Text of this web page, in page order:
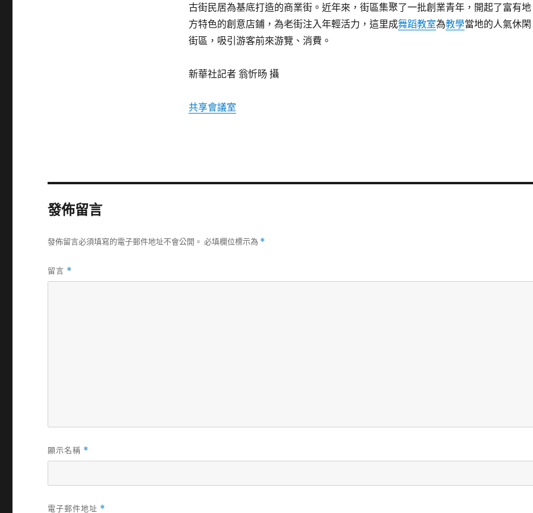
古街民居為基底打造的商業街。近年來，街區集聚了一批創業青年，開起了富有地
方特色的創意店鋪，為老街注入年輕活力，這里成舞蹈教室為教學當地的人氣休閑
街區，吸引游客前來游覽、消費。
新華社記者 翁忻旸 攝
共享會議室
發佈留言
發佈留言必須填寫的電子郵件地址不會公開。 必填欄位標示為 *
留言 *
顯示名稱 *
電子郵件地址 *